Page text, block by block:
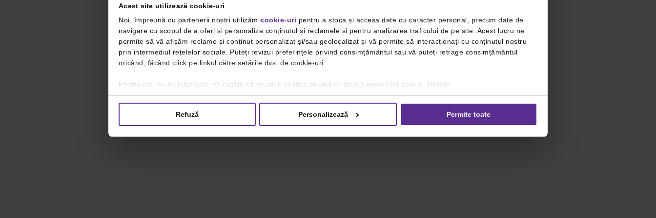
Acest site utilizează cookie-uri
Noi, împreună cu partenerii noștri utilizăm cookie-uri pentru a stoca și accesa date cu caracter personal, precum date de
navigare cu scopul de a oferi și personaliza conținutul și reclamele și pentru analizarea traficului de pe site. Acest lucru ne
permite să vă afișăm reclame și conținut personalizat și/sau geolocalizat și vă permite să interacționați cu conținutul nostru
prin intermediul rețelelor sociale. Puteți revizui preferințele privind consimțământul sau vă puteți retrage consimțământul
oricând, făcând click pe linkul către setările dvs. de cookie-uri.
Pentru mai multe informații, vă rugăm să revizuiți politica privind utilizarea modulelor cookie. Detalii
Refuză Personalizează Permite toate